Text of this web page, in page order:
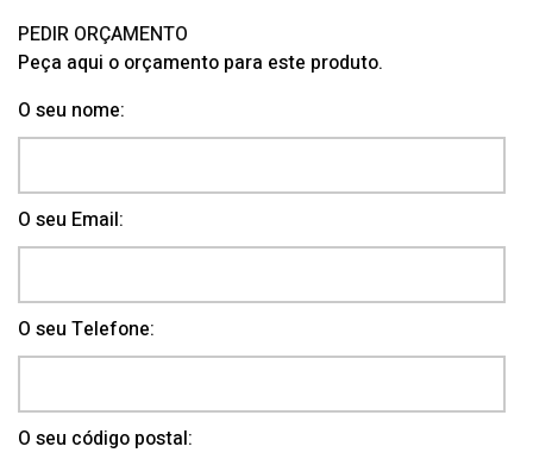
PEDIR ORÇAMENTO
Peça aqui o orçamento para este produto.
O seu nome:
O seu Email:
O seu Telefone:
O seu código postal: